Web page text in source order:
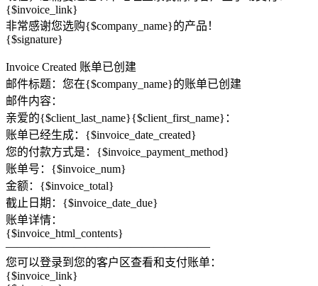
{$invoice_link}
非常感谢您选购{$company_name}的产品！
{$signature}
Invoice Created 账单已创建
邮件标题：您在{$company_name}的账单已创建
邮件内容：
亲爱的{$client_last_name}{$client_first_name}：
账单已经生成：{$invoice_date_created}
您的付款方式是：{$invoice_payment_method}
账单号：{$invoice_num}
金额：{$invoice_total}
截止日期：{$invoice_date_due}
账单详情：
{$invoice_html_contents}
——————————————————
您可以登录到您的客户区查看和支付账单：
{$invoice_link}